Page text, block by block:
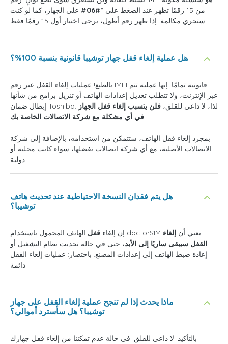
من 15 رقمًا تظهر عند الضغط على
*#06#
على الجهاز، كما لو كنت
ستجري مكالمة. إذا ظهر رقم أطول، يرجى اختيار أول 15 رقمًا فقط.
هل عملية إلغاء قفل جهاز توشيبا قانونية بنسبة 100%؟
بالطبع! عمليات إلغاء القفل عبر رقم IMEI قانونية تمامًا. إنها عملية تتم
عبر الإنترنت، ولا تتطلب تعديل إعدادات الهاتف أو تنزيل برامج من شأنها
إبطال ضمان Toshiba. لذا، لا داعي للقلق، فلن يتسبب إلغاء قفل الجهاز
في أي مشكلة مع شركة الاتصالات الخاصة بك.
بمجرد إلغاء قفل الهاتف، ستتمكن من استخدامه، بالإضافة إلى شركة
الاتصالات الأصلية، مع أي شركة اتصالات تفضلها، سواء كانت محلية أو
دولية.
هل يتم فقدان النسخة الاحتياطية عند تحديث هاتف
توشيبا؟
إن إلغاء قفل الهاتف المحمول باستخدام doctorSIM يعني أن إلغاء
القفل سيبقى ساريًا إلى الأبد، حتى في حالة تحديث نظام التشغيل أو
إعادة ضبط الهاتف إلى إعدادات المصنع. باختصار: عمليات إلغاء القفل
دائمة!
ماذا يحدث إذا لم تنجح عملية إلغاء القفل على جهاز
توشيبا؟ هل سأسترد أموالي؟
بالتأكيد! لا داعي للقلق. في حالة عدم تمكننا من إلغاء قفل جهازك